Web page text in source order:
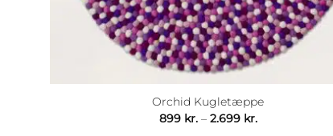
Orchid Kugletæppe
899 kr. – 2.699 kr.Prisinterval: